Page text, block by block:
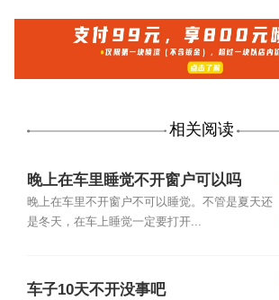
相关阅读
晚上在车里睡觉不开窗户可以吗
晚上在车里不开窗户不可以睡觉。不管是夏天还
是冬天，在车上睡觉一定要打开...
车子10天不开没事吧